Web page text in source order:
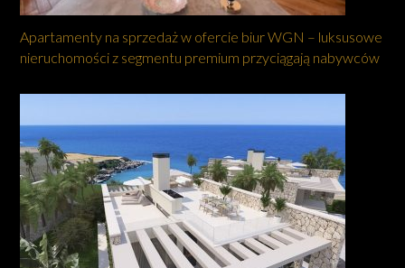
Apartamenty na sprzedaż w ofercie biur WGN – luksusowe
nieruchomości z segmentu premium przyciągają nabywców